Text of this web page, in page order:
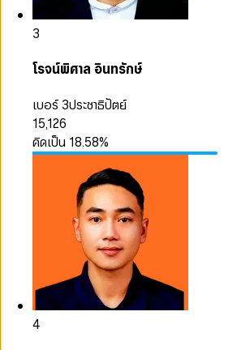
3
โรจน์พิศาล อินทรักษ์
เบอร์ 3ประชาธิปัตย์
15,126
คิดเป็น 18.58%
4